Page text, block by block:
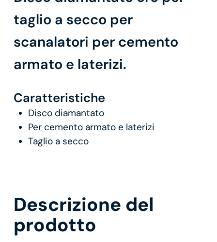
taglio a secco per
scanalatori per cemento
armato e laterizi.
Caratteristiche
Disco diamantato
Per cemento armato e laterizi
Taglio a secco
Descrizione del
prodotto